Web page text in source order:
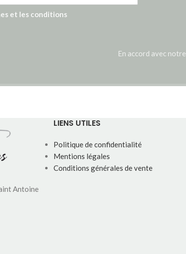
et les conditions
En accord avec notre
Antoine
LIENS UTILES
Politique de confidentialité
Mentions légales
Conditions générales de vente